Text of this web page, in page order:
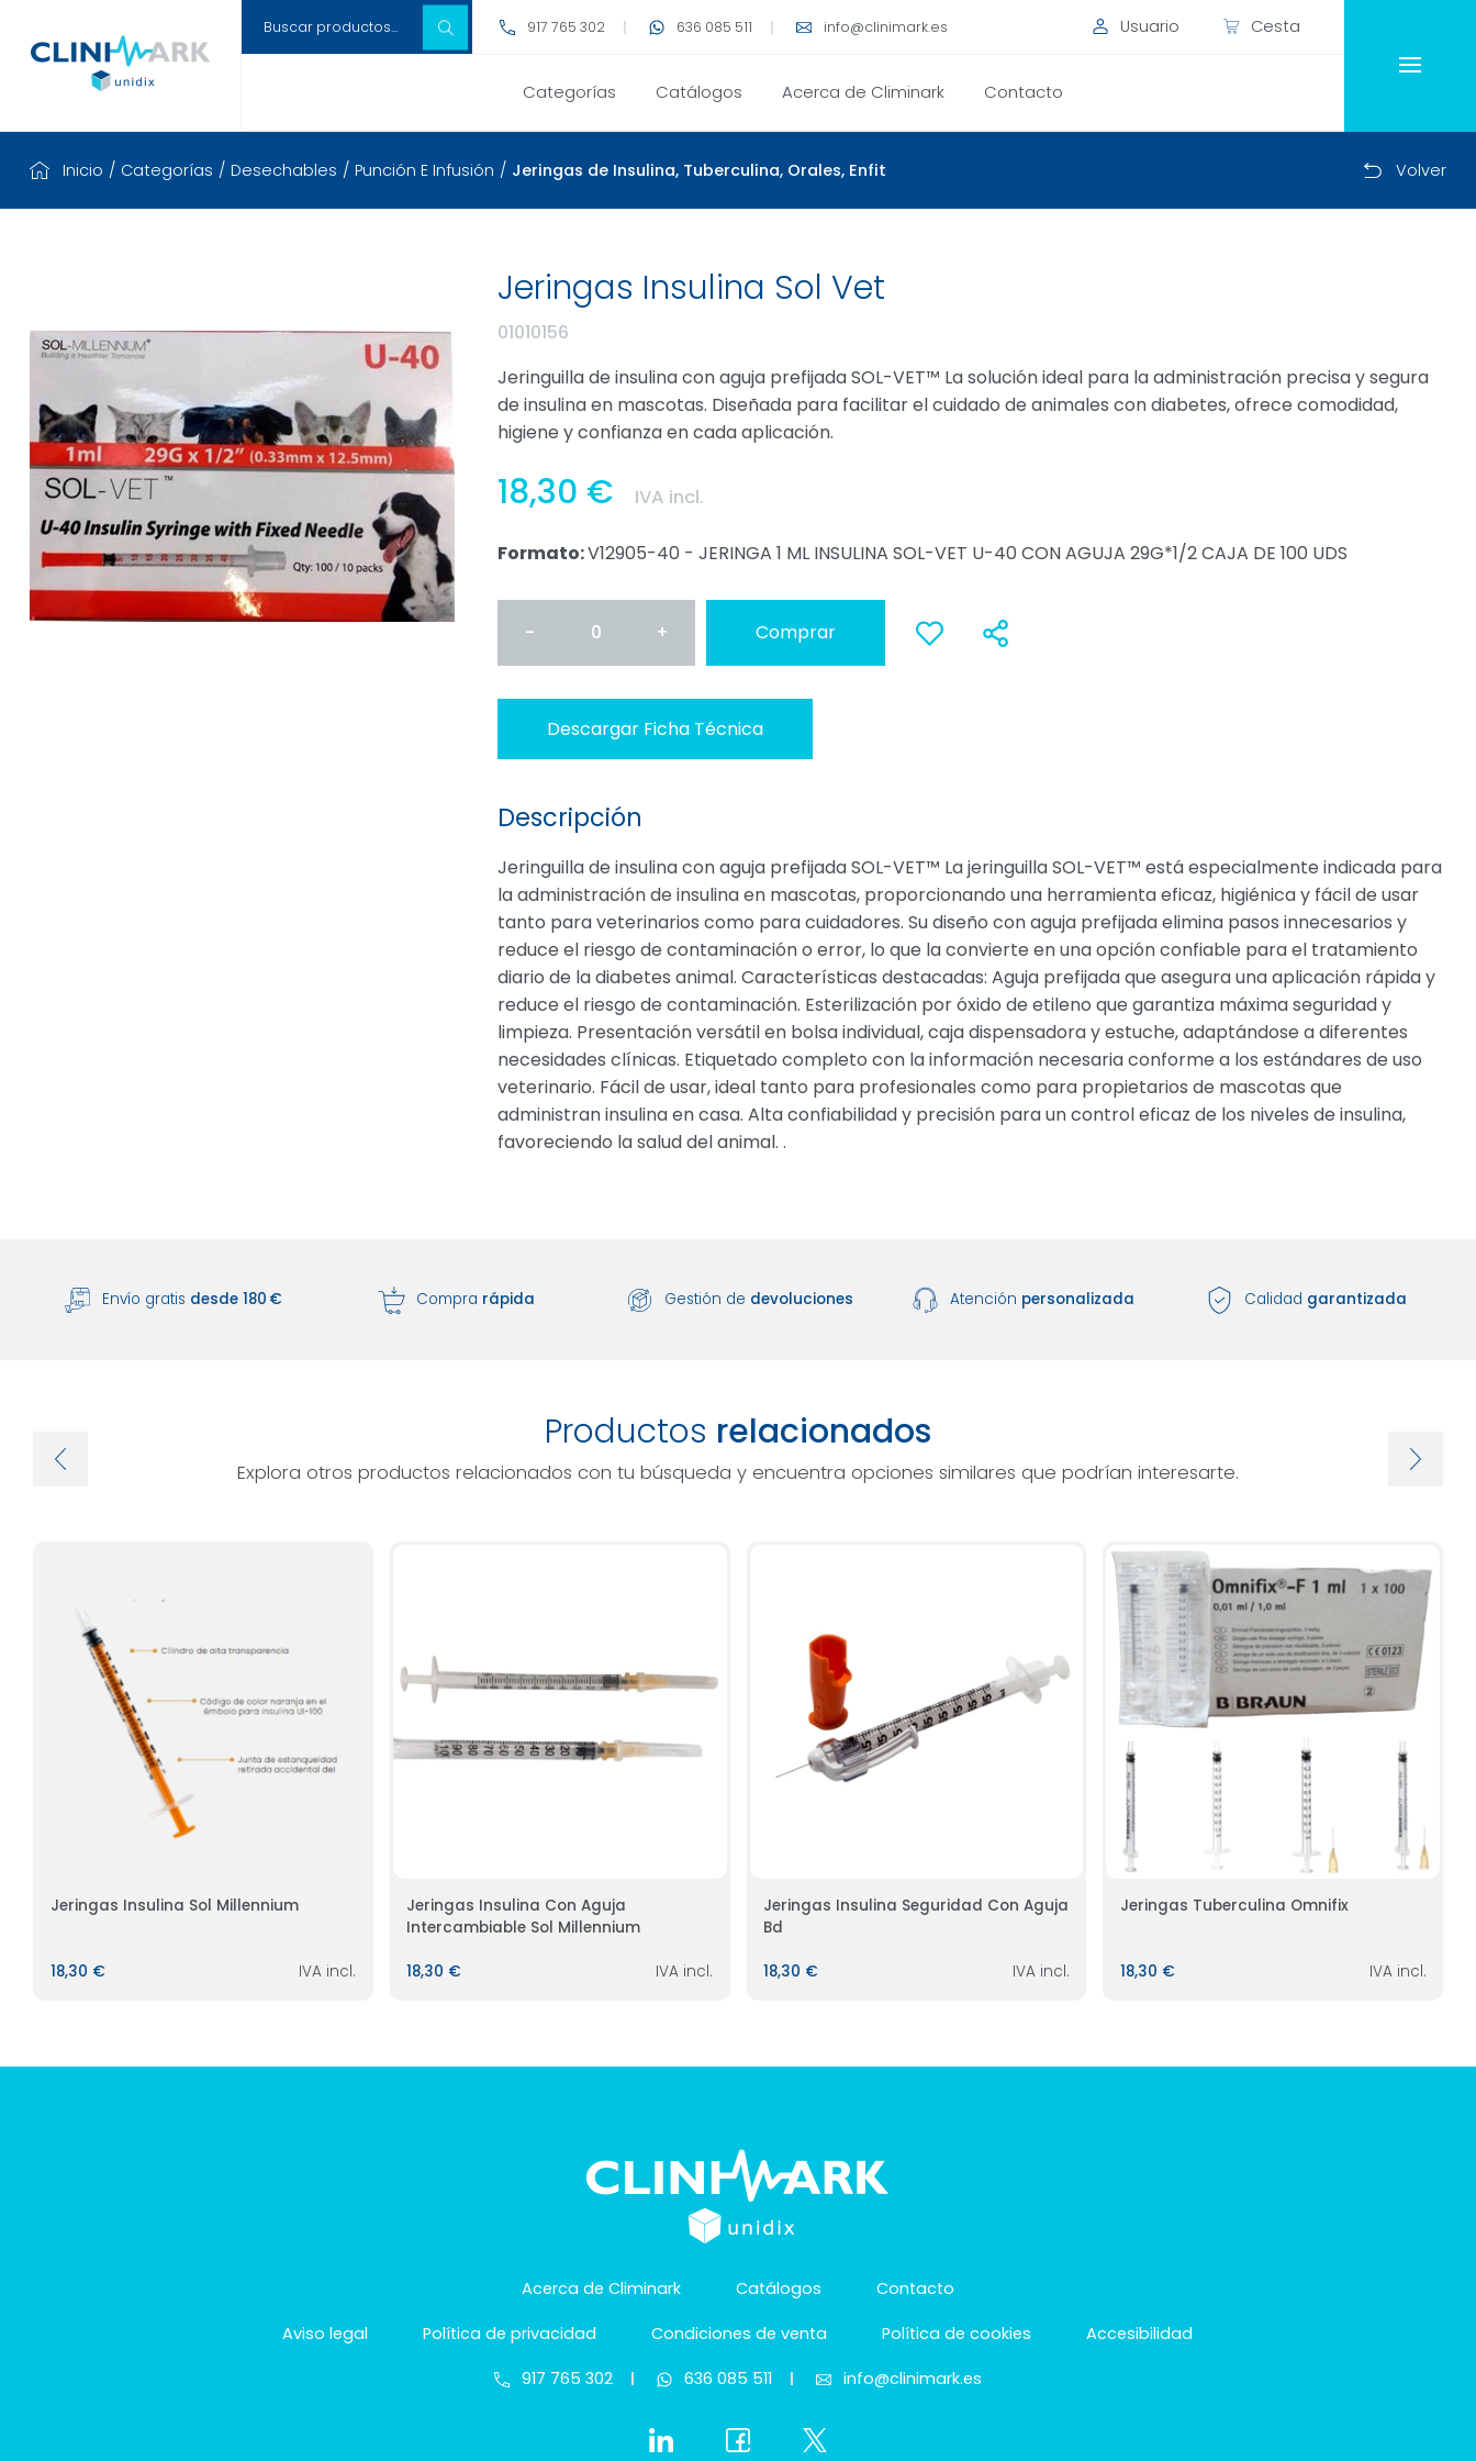
917 765 302 636 085 511 info@clinimark.es Usuario Cesta
Categorías Catálogos Acerca de Climinark Contacto
Inicio / Categorías / Desechables / Punción E Infusión / Jeringas de Insulina, Tuberculina, Orales, Enfit Volver
Jeringas Insulina Sol Vet
01010156
Jeringuilla de insulina con aguja prefijada SOL-VET™ La solución ideal para la administración precisa y segura
de insulina en mascotas. Diseñada para facilitar el cuidado de animales con diabetes, ofrece comodidad,
higiene y confianza en cada aplicación.
18,30 € IVA incl.
Formato:V12905-40 - JERINGA 1 ML INSULINA SOL-VET U-40 CON AGUJA 29G*1/2 CAJA DE 100 UDS
- 0 + Comprar Anadir
Descargar Ficha Técnica
Descripción
Jeringuilla de insulina con aguja prefijada SOL-VET™ La jeringuilla SOL-VET™ está especialmente indicada para
la administración de insulina en mascotas, proporcionando una herramienta eficaz, higiénica y fácil de usar
tanto para veterinarios como para cuidadores. Su diseño con aguja prefijada elimina pasos innecesarios y
reduce el riesgo de contaminación o error, lo que la convierte en una opción confiable para el tratamiento
diario de la diabetes animal. Características destacadas: Aguja prefijada que asegura una aplicación rápida y
reduce el riesgo de contaminación. Esterilización por óxido de etileno que garantiza máxima seguridad y
limpieza. Presentación versátil en bolsa individual, caja dispensadora y estuche, adaptándose a diferentes
necesidades clínicas. Etiquetado completo con la información necesaria conforme a los estándares de uso
veterinario. Fácil de usar, ideal tanto para profesionales como para propietarios de mascotas que
administran insulina en casa. Alta confiabilidad y precisión para un control eficaz de los niveles de insulina,
favoreciendo la salud del animal. .
Envío gratis desde 180 € Compra rápida Gestión de devoluciones Atención personalizada Calidad garantizada
Productos relacionados
Explora otros productos relacionados con tu búsqueda y encuentra opciones similares que podrían interesarte.
Jeringas Insulina Sol Millennium
18,30 € IVA incl.
Jeringas Insulina Con Aguja
Intercambiable Sol Millennium
18,30 € IVA incl.
Jeringas Insulina Seguridad Con Aguja
Bd
18,30 € IVA incl.
Jeringas Tuberculina Omnifix
18,30 € IVA incl.
Acerca de Climinark Catálogos Contacto
Aviso legal Política de privacidad Condiciones de venta Política de cookies Accesibilidad
917 765 302 636 085 511 info@clinimark.es